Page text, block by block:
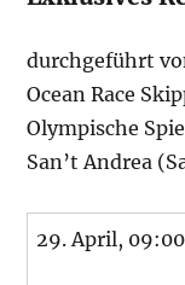
durchgeführt
Ocean Race
Olympische
San’t Andrea
29. April, 09:00